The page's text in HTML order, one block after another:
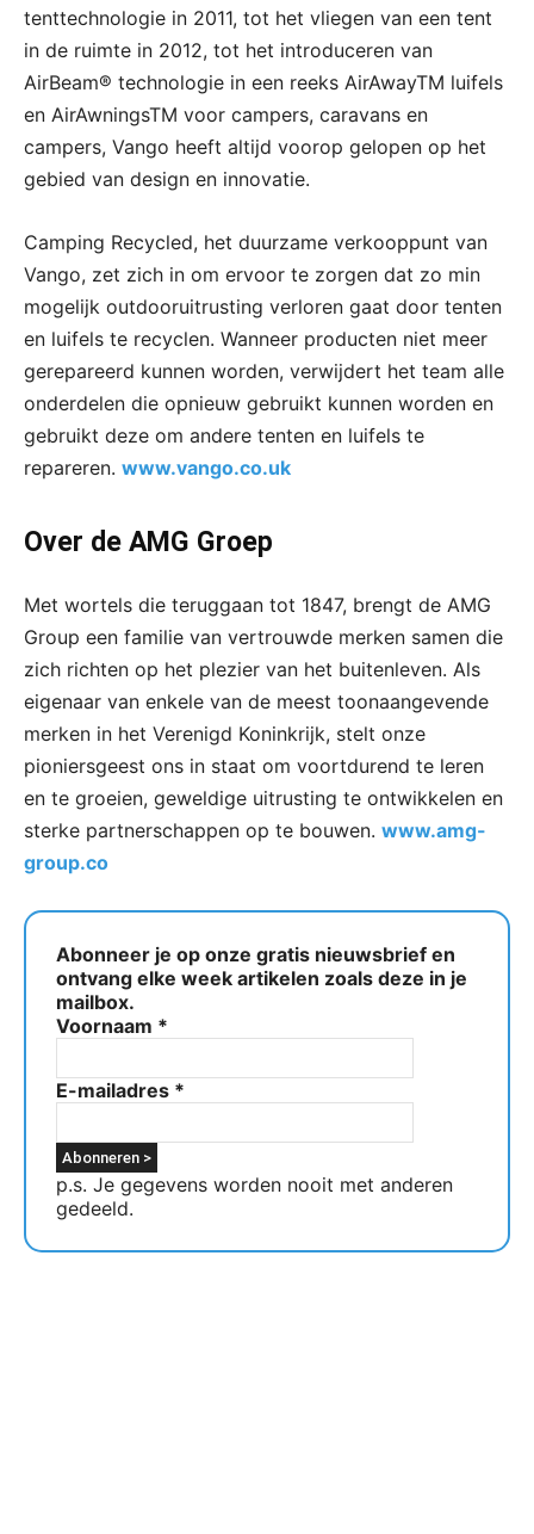
tenttechnologie in 2011, tot het vliegen van een tent
in de ruimte in 2012, tot het introduceren van
AirBeam® technologie in een reeks AirAwayTM luifels
en AirAwningsTM voor campers, caravans en
campers, Vango heeft altijd voorop gelopen op het
gebied van design en innovatie.
Camping Recycled, het duurzame verkooppunt van
Vango, zet zich in om ervoor te zorgen dat zo min
mogelijk outdooruitrusting verloren gaat door tenten
en luifels te recyclen. Wanneer producten niet meer
gerepareerd kunnen worden, verwijdert het team alle
onderdelen die opnieuw gebruikt kunnen worden en
gebruikt deze om andere tenten en luifels te
repareren. www.vango.co.uk
Over de AMG Groep
Met wortels die teruggaan tot 1847, brengt de AMG
Group een familie van vertrouwde merken samen die
zich richten op het plezier van het buitenleven. Als
eigenaar van enkele van de meest toonaangevende
merken in het Verenigd Koninkrijk, stelt onze
pioniersgeest ons in staat om voortdurend te leren
en te groeien, geweldige uitrusting te ontwikkelen en
sterke partnerschappen op te bouwen. www.amg-
group.co
Abonneer je op onze gratis nieuwsbrief en
ontvang elke week artikelen zoals deze in je
mailbox.
Voornaam *
E-mailadres *
p.s. Je gegevens worden nooit met anderen
gedeeld.